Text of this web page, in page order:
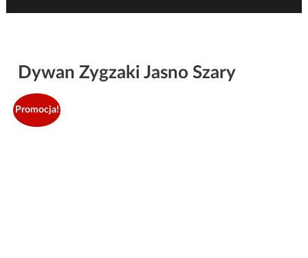
Dywan Zygzaki Jasno Szary
Promocja!